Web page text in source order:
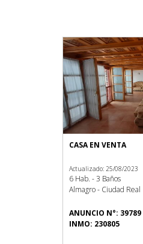
CASA EN VENTA
Actualizado: 25/08/2023
6 Hab. - 3 Baños
Almagro - Ciudad Real
ANUNCIO N°: 39789
INMO: 230805